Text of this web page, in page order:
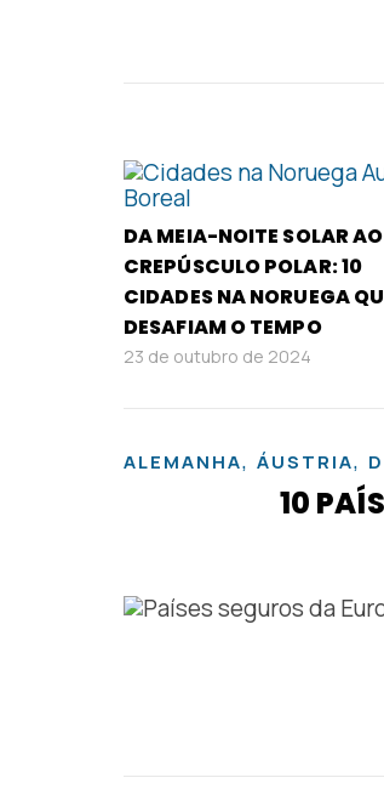
DA MEIA-NOITE SOLAR AO
CREPÚSCULO POLAR: 10
CIDADES NA NORUEGA
DESAFIAM O TEMPO
23 de outubro de 2024
ALEMANHA, ÁUSTRIA,
10